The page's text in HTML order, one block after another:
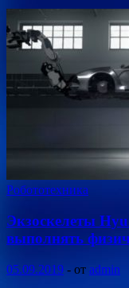
Робототехника
Экзоскелеты
выполнять
05.09.2019 - от admin